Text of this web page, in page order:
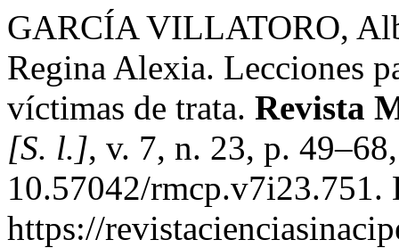
GARCÍA VILLATORO,
Regina Alexia. Lecciones
víctimas de trata. Revista
[S. l.], v. 7, n. 23, p.
10.57042/rmcp.v7i23.751.
https://